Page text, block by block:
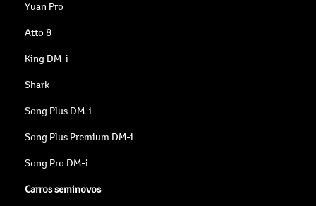
Yuan Pro
Atto 8
King DM-i
Shark
Song Plus DM-i
Song Plus Premium DM-i
Song Pro DM-i
Carros seminovos